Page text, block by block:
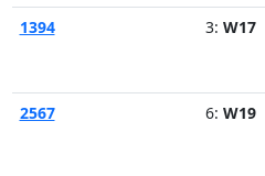
1394 3: W17
2567 6: W19